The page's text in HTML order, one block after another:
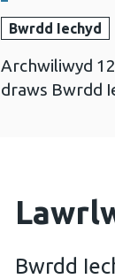
Bwrdd Iechyd
Archwiliwyd
draws Bwrdd
Bwrdd